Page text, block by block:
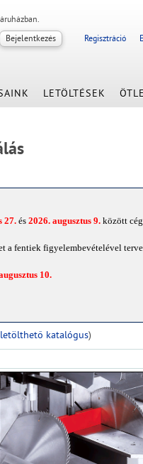
Regisztráció
LETÖLTÉSEK
27.és 2026. augusztus 9. között
a fentiek figyelembevételével
10.
katalógus)